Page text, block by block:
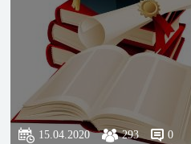
15.04.2020 293 0